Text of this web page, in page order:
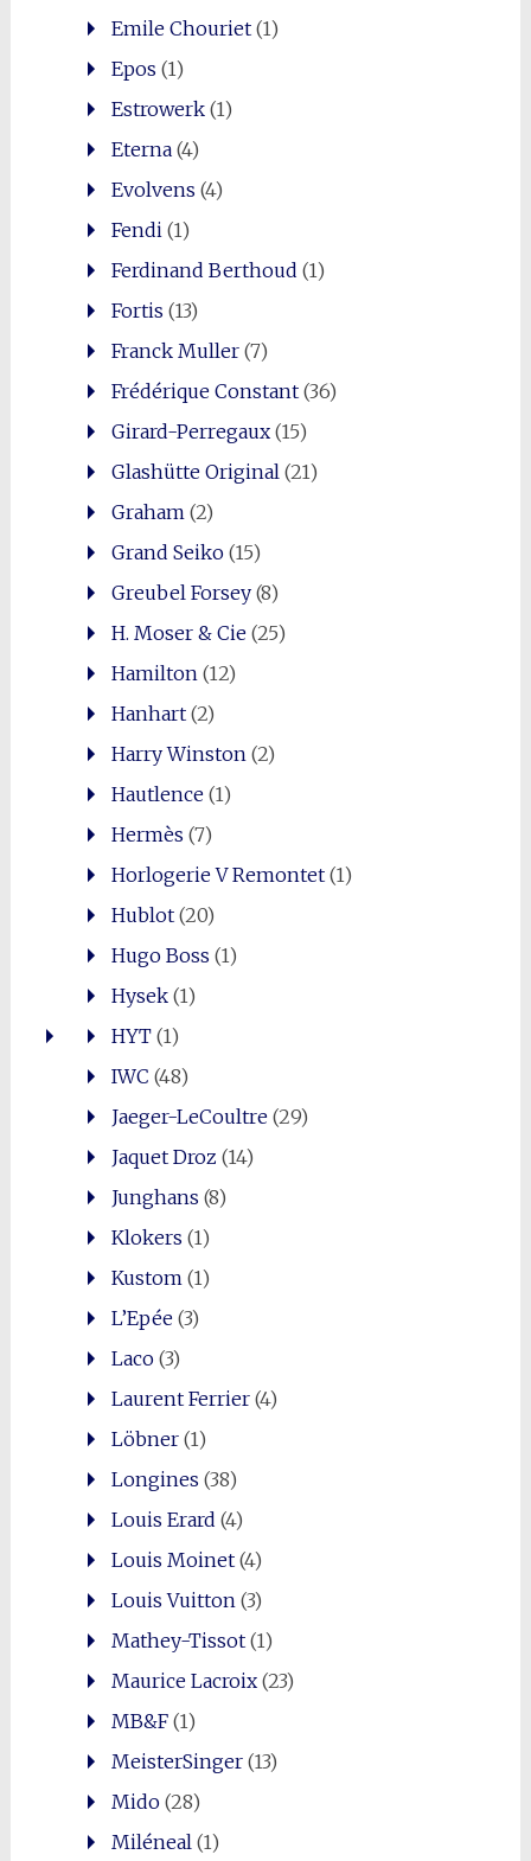
Emile Chouriet(1)
Epos (1)
Estrowerk(1)
Eterna(4)
Evolvens (4)
Fendi (1)
Ferdinand Berthoud (1)
Fortis (13)
Franck Muller(7)
Frédérique Constant(36)
Girard-Perregaux(15)
Glashütte Original (21)
Graham (2)
Grand Seiko(15)
Greubel Forsey(8)
H. Moser & Cie(25)
Hamilton (12)
Hanhart(2)
Harry Winston (2)
Hautlence(1)
Hermès (7)
Horlogerie V Remontet(1)
Hublot(20)
Hugo Boss (1)
Hysek(1)
HYT(1)
IWC (48)
Jaeger-LeCoultre(29)
Jaquet Droz (14)
Junghans (8)
Klokers (1)
Kustom (1)
L’Epée(3)
Laco(3)
Laurent Ferrier(4)
Löbner(1)
Longines (38)
Louis Erard (4)
Louis Moinet(4)
Louis Vuitton (3)
Mathey-Tissot(1)
Maurice Lacroix(23)
MB&F(1)
MeisterSinger(13)
Mido(28)
Miléneal (1)